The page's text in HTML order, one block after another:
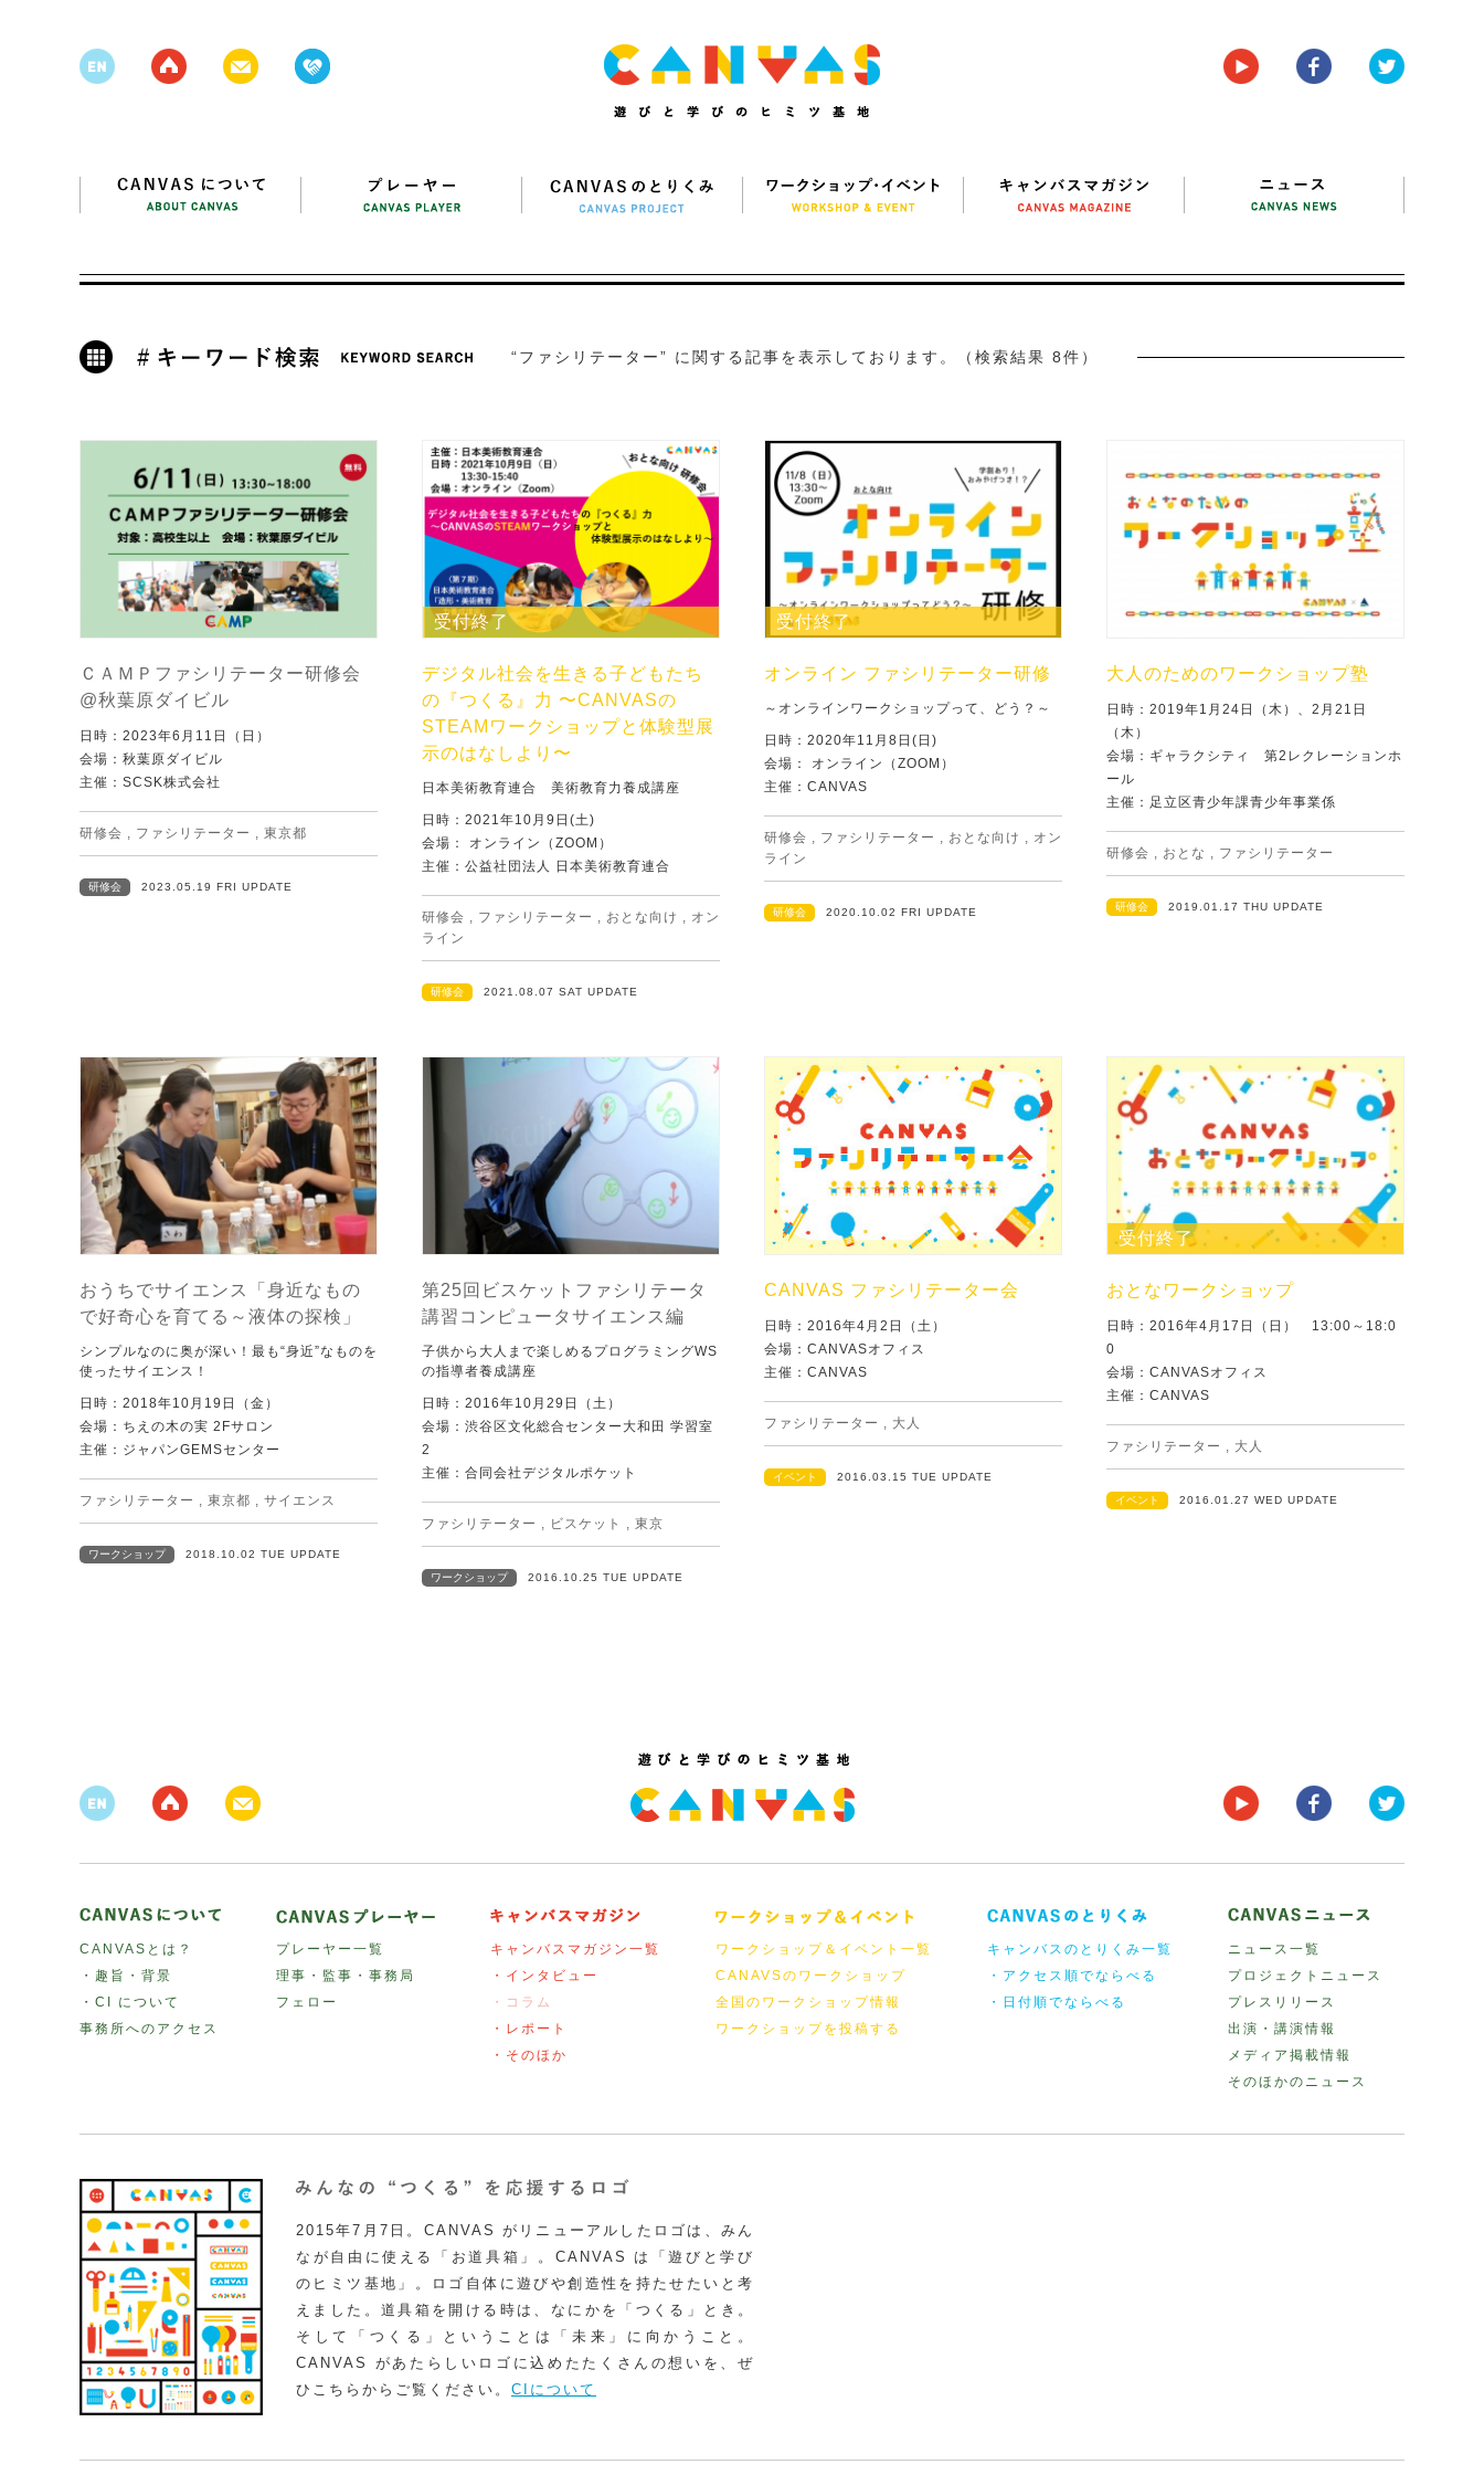
“ファシリテーター” に関する記事を表示しております。（検索結果 8件）
ＣＡＭＰファシリテーター研修会
@秋葉原ダイビル
日時：2023年6月11日（日）
会場：秋葉原ダイビル
主催：SCSK株式会社
研修会 , ファシリテーター , 東京都
研修会 2023.05.19 FRI UPDATE
受付終了
デジタル社会を生きる子どもたち
の『つくる』力 〜CANVASの
STEAMワークショップと体験型展
示のはなしより〜
日本美術教育連合 美術教育力養成講座
日時：2021年10月9日(土)
会場： オンライン（ZOOM）
主催：公益社団法人 日本美術教育連合
研修会 , ファシリテーター , おとな向け , オン
ライン
研修会 2021.08.07 SAT UPDATE
受付終了
オンライン ファシリテーター研修
～オンラインワークショップって、どう？～
日時：2020年11月8日(日)
会場： オンライン（ZOOM）
主催：CANVAS
研修会 , ファシリテーター , おとな向け , オン
ライン
研修会 2020.10.02 FRI UPDATE
大人のためのワークショップ塾
日時：2019年1月24日（木）、2月21日
（木）
会場：ギャラクシティ 第2レクレーションホ
ール
主催：足立区青少年課青少年事業係
研修会 , おとな , ファシリテーター
研修会 2019.01.17 THU UPDATE
おうちでサイエンス「身近なもの
で好奇心を育てる～液体の探検」
シンプルなのに奥が深い！最も“身近”なものを
使ったサイエンス！
日時：2018年10月19日（金）
会場：ちえの木の実 2Fサロン
主催：ジャパンGEMSセンター
ファシリテーター , 東京都 , サイエンス
ワークショップ 2018.10.02 TUE UPDATE
第25回ビスケットファシリテータ
講習コンピュータサイエンス編
子供から大人まで楽しめるプログラミングWS
の指導者養成講座
日時：2016年10月29日（土）
会場：渋谷区文化総合センター大和田 学習室
2
主催：合同会社デジタルポケット
ファシリテーター , ビスケット , 東京
ワークショップ 2016.10.25 TUE UPDATE
CANVAS ファシリテーター会
日時：2016年4月2日（土）
会場：CANVASオフィス
主催：CANVAS
ファシリテーター , 大人
イベント 2016.03.15 TUE UPDATE
受付終了
おとなワークショップ
日時：2016年4月17日（日） 13:00～18:0
0
会場：CANVASオフィス
主催：CANVAS
ファシリテーター , 大人
イベント 2016.01.27 WED UPDATE
CANVASとは？
・趣旨・背景
・CI について
事務所へのアクセス
プレーヤー一覧
理事・監事・事務局
フェロー
キャンバスマガジン一覧
・インタビュー
・コラム
・レポート
・そのほか
ワークショップ＆イベント一覧
CANAVSのワークショップ
全国のワークショップ情報
ワークショップを投稿する
キャンバスのとりくみ一覧
・アクセス順でならべる
・日付順でならべる
ニュース一覧
プロジェクトニュース
プレスリリース
出演・講演情報
メディア掲載情報
そのほかのニュース
2015年7月7日。CANVAS がリニューアルしたロゴは、みん
なが自由に使える「お道具箱」。CANVAS は「遊びと学び
のヒミツ基地」。ロゴ自体に遊びや創造性を持たせたいと考
えました。道具箱を開ける時は、なにかを「つくる」とき。
そして「つくる」ということは「未来」に向かうこと。
CANVAS があたらしいロゴに込めたたくさんの想いを、ぜ
ひこちらからご覧ください。 CIについて